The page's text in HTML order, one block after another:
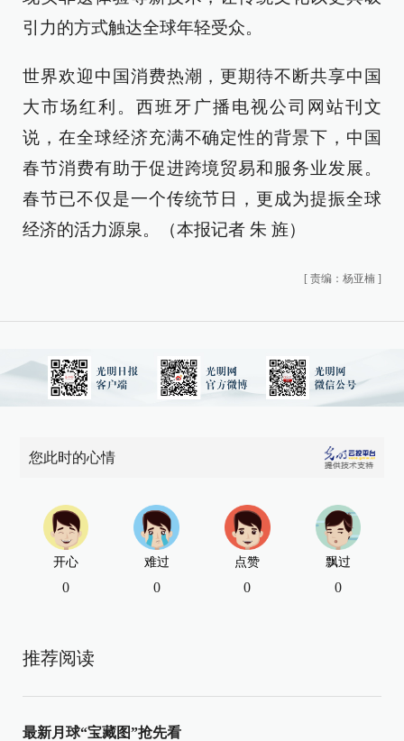
引力的方式触达全球年轻受众。
世界欢迎中国消费热潮，更期待不断共享中国
大市场红利。西班牙广播电视公司网站刊文
说，在全球经济充满不确定性的背景下，中国
春节消费有助于促进跨境贸易和服务业发展。
春节已不仅是一个传统节日，更成为提振全球
经济的活力源泉。（本报记者 朱 旌）
[ 责编：杨亚楠 ]
您此时的心情
开心
0
难过
0
点赞
0
飘过
0
推荐阅读
最新月球“宝藏图”抢先看